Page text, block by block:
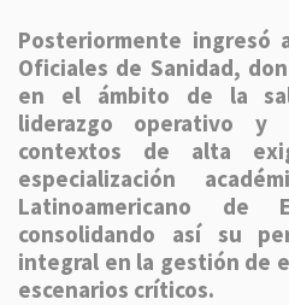
Posteriormente ingresó
Oficiales de Sanidad,
en el ámbito de la
liderazgo operativo y
contextos de alta
especialización
Latinoamericano de
consolidando así su
integral en la gestión de
escenarios críticos.